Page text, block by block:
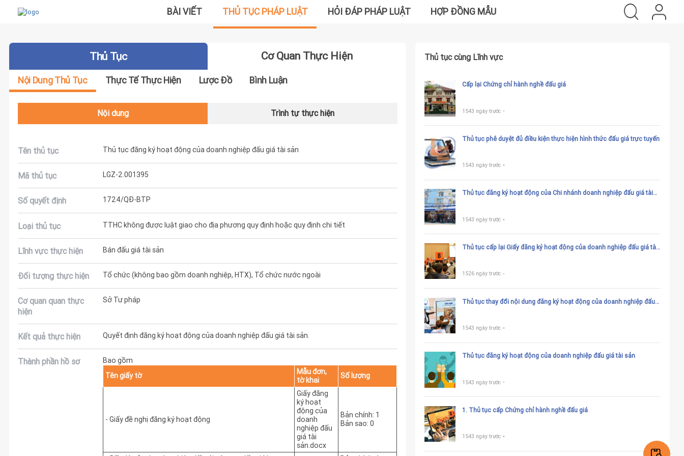
BÀI VIẾT THỦ TỤC PHÁP LUẬT HỎI ĐÁP PHÁP LUẬT HỢP ĐỒNG MẪU
Thủ Tục Cơ Quan Thực Hiện
Nội Dung Thủ Tục Thực Tế Thực Hiện Lược Đồ Bình Luận
Nội dung Trình tự thực hiện
Tên thủ tục Thủ tục đăng ký hoạt động của doanh nghiệp đấu giá tài sản
Mã thủ tục LGZ-2.001395
Số quyết định 1724/QĐ-BTP
Loại thủ tục TTHC không được luật giao cho địa phương quy định hoặc quy định chi tiết
Lĩnh vực thực hiện Bán đấu giá tài sản
Đối tượng thực hiện Tổ chức (không bao gồm doanh nghiệp, HTX), Tổ chức nước ngoài
Cơ quan quan thực
hiện
Sở Tư pháp
Kết quả thực hiện Quyết định đăng ký hoạt động của doanh nghiệp đấu giá tài sản.
Thành phần hồ sơ
Bao gồm
Tên giấy tờ
Mẫu đơn,
tờ khai
Số lượng
- Giấy đề nghị đăng ký hoạt động
Giấy đăng
ký hoạt
động của
doanh
nghiệp đấu
giá tài
sản.docx
Bản chính: 1
Bản sao: 0
Thủ tục cùng Lĩnh vực
Cấp lại Chứng chỉ hành nghề đấu giá
1543 ngày trước
Thủ tục phê duyệt đủ điều kiện thực hiện hình thức đấu giá trực tuyến
1543 ngày trước
Thủ tục đăng ký hoạt động của Chi nhánh doanh nghiệp đấu giá tài
1543 ngày trước
Thủ tục cấp lại Giấy đăng ký hoạt động của doanh nghiệp đấu giá tài
1526 ngày trước
Thủ tục thay đổi nội dung đăng ký hoạt động của doanh nghiệp đấu
1543 ngày trước
Thủ tục đăng ký hoạt động của doanh nghiệp đấu giá tài sản
1543 ngày trước
1. Thủ tục cấp Chứng chỉ hành nghề đấu giá
1543 ngày trước